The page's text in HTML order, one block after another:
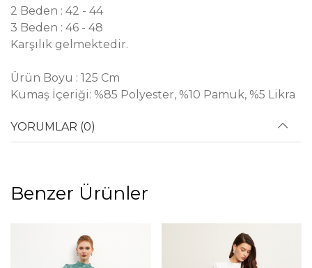
2 Beden : 42 - 44
3 Beden : 46 - 48
Karşılık gelmektedir.
Ürün Boyu : 125 Cm
Kumaş İçeriği: %85 Polyester, %10 Pamuk, %5 Likra
YORUMLAR (0)
Benzer Ürünler